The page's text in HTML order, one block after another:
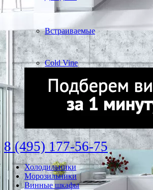
Встраиваемые
Cold Vine
8 (495) 177-56-75
Холодильники
Морозильники
Винные шкафы